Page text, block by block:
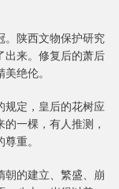
。陕西文物保护研究
出来。修复后的萧后
绝伦。
规定，皇后的花树应
一棵，有人推测，
重。
朝的建立、繁盛、崩